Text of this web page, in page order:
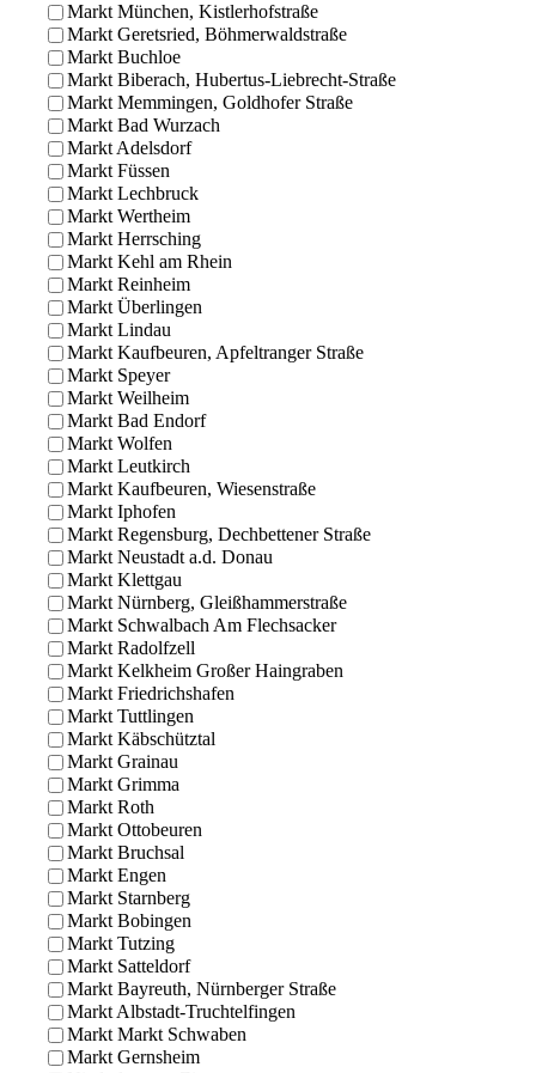
Markt München, Kistlerhofstraße
Markt Geretsried, Böhmerwaldstraße
Markt Buchloe
Markt Biberach, Hubertus-Liebrecht-Straße
Markt Memmingen, Goldhofer Straße
Markt Bad Wurzach
Markt Adelsdorf
Markt Füssen
Markt Lechbruck
Markt Wertheim
Markt Herrsching
Markt Kehl am Rhein
Markt Reinheim
Markt Überlingen
Markt Lindau
Markt Kaufbeuren, Apfeltranger Straße
Markt Speyer
Markt Weilheim
Markt Bad Endorf
Markt Wolfen
Markt Leutkirch
Markt Kaufbeuren, Wiesenstraße
Markt Iphofen
Markt Regensburg, Dechbettener Straße
Markt Neustadt a.d. Donau
Markt Klettgau
Markt Nürnberg, Gleißhammerstraße
Markt Schwalbach Am Flechsacker
Markt Radolfzell
Markt Kelkheim Großer Haingraben
Markt Friedrichshafen
Markt Tuttlingen
Markt Käbschütztal
Markt Grainau
Markt Grimma
Markt Roth
Markt Ottobeuren
Markt Bruchsal
Markt Engen
Markt Starnberg
Markt Bobingen
Markt Tutzing
Markt Satteldorf
Markt Bayreuth, Nürnberger Straße
Markt Albstadt-Truchtelfingen
Markt Markt Schwaben
Markt Gernsheim